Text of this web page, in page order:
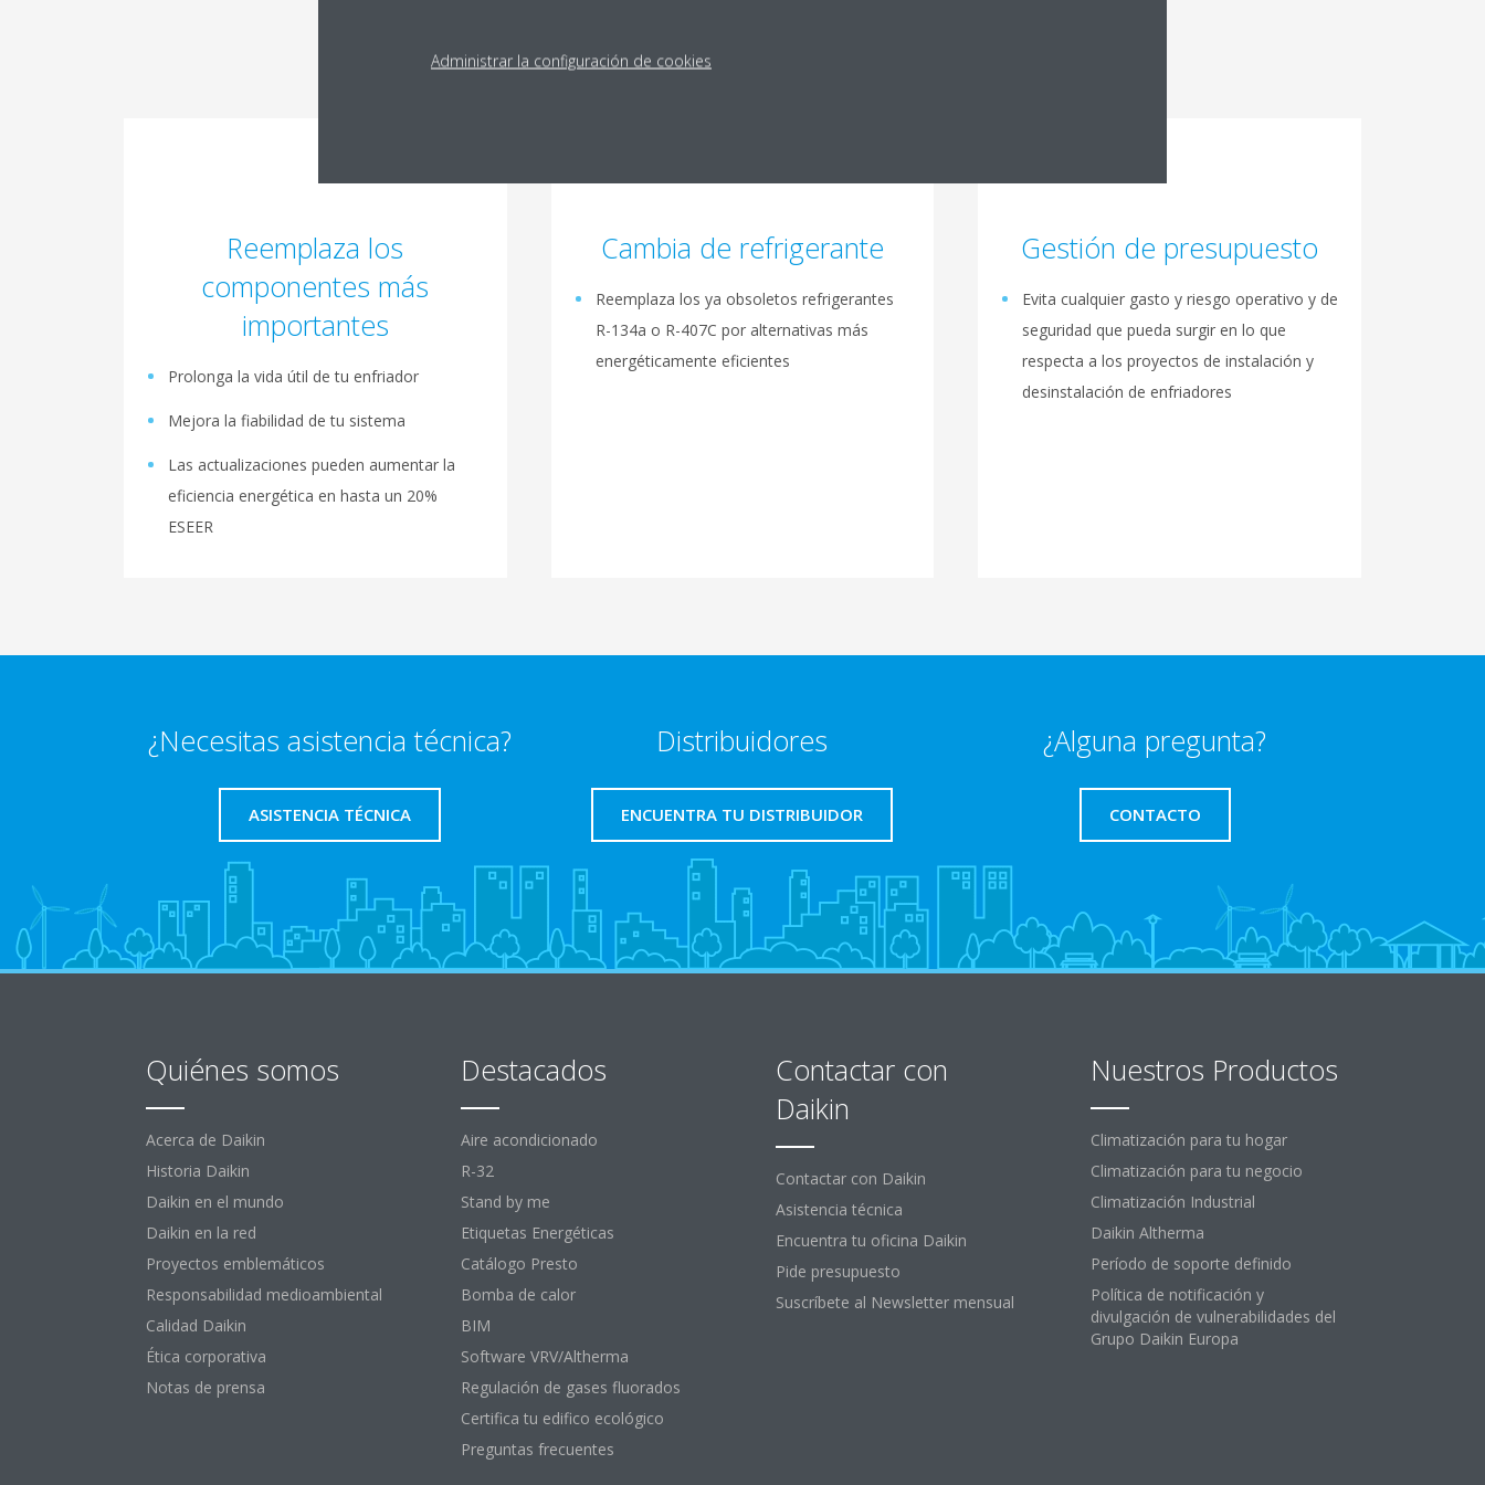
Reemplaza los
componentes más
importantes
Prolonga la vida útil de tu enfriador
Mejora la fiabilidad de tu sistema
Las actualizaciones pueden aumentar la
eficiencia energética en hasta un 20%
ESEER
Cambia de refrigerante
Reemplaza los ya obsoletos refrigerantes
R-134a o R-407C por alternativas más
energéticamente eficientes
Gestión de presupuesto
Evita cualquier gasto y riesgo operativo y de
seguridad que pueda surgir en lo que
respecta a los proyectos de instalación y
desinstalación de enfriadores
¿Necesitas asistencia técnica?
ASISTENCIA TÉCNICA
Distribuidores
ENCUENTRA TU DISTRIBUIDOR
¿Alguna pregunta?
CONTACTO
Quiénes somos
Acerca de Daikin
Historia Daikin
Daikin en el mundo
Daikin en la red
Proyectos emblemáticos
Responsabilidad medioambiental
Calidad Daikin
Ética corporativa
Notas de prensa
Destacados
Aire acondicionado
R-32
Stand by me
Etiquetas Energéticas
Catálogo Presto
Bomba de calor
BIM
Software VRV/Altherma
Regulación de gases fluorados
Certifica tu edifico ecológico
Preguntas frecuentes
Contactar con
Daikin
Contactar con Daikin
Asistencia técnica
Encuentra tu oficina Daikin
Pide presupuesto
Suscríbete al Newsletter mensual
Nuestros Productos
Climatización para tu hogar
Climatización para tu negocio
Climatización Industrial
Daikin Altherma
Período de soporte definido
Política de notificación y
divulgación de vulnerabilidades del
Grupo Daikin Europa
Administrar la configuración de cookies